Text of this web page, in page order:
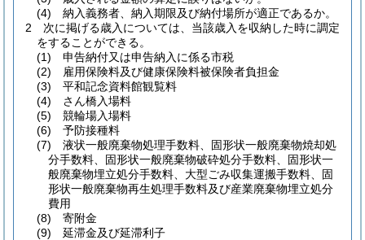
(4)
納入義務者、納入期限及び納付場所が適正であるか。
2
次に掲げる歳入については、当該歳入を収納した時に調定
をすることができる。
(1)
申告納付又は申告納入に係る市税
(2)
雇用保険料及び健康保険料被保険者負担金
(3)
平和記念資料館観覧料
(4)
さん橋入場料
(5)
競輪場入場料
(6)
予防接種料
(7)
液状一般廃棄物処理手数料、固形状一般廃棄物焼却処
分手数料、固形状一般廃棄物破砕処分手数料、固形状一
般廃棄物埋立処分手数料、大型ごみ収集運搬手数料、固
形状一般廃棄物再生処理手数料及び産業廃棄物埋立処分
費用
(8)
寄附金
(9)
延滞金及び延滞利子